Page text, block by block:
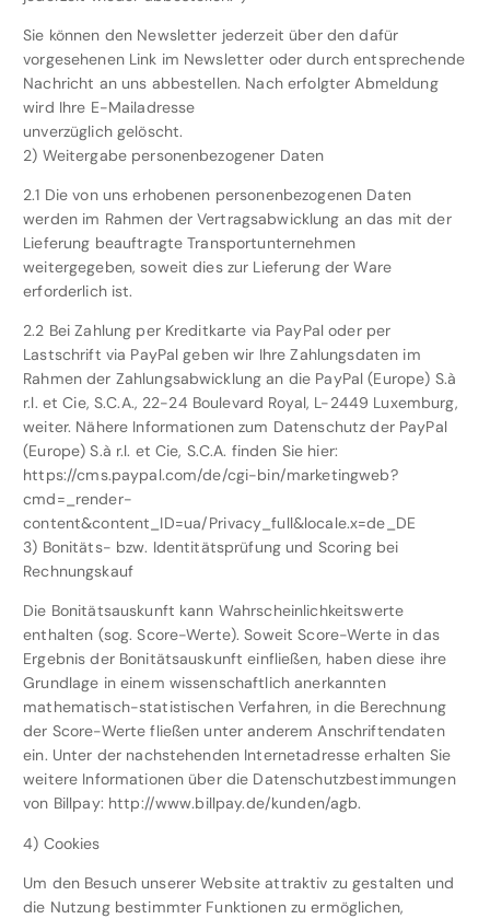
Sie können den Newsletter jederzeit über den dafür
vorgesehenen Link im Newsletter oder durch entsprechende
Nachricht an uns abbestellen. Nach erfolgter Abmeldung
wird Ihre E-Mailadresse
unverzüglich gelöscht.
2) Weitergabe personenbezogener Daten
2.1 Die von uns erhobenen personenbezogenen Daten
werden im Rahmen der Vertragsabwicklung an das mit der
Lieferung beauftragte Transportunternehmen
weitergegeben, soweit dies zur Lieferung der Ware
erforderlich ist.
2.2 Bei Zahlung per Kreditkarte via PayPal oder per
Lastschrift via PayPal geben wir Ihre Zahlungsdaten im
Rahmen der Zahlungsabwicklung an die PayPal (Europe) S.à
r.l. et Cie, S.C.A., 22-24 Boulevard Royal, L-2449 Luxemburg,
weiter. Nähere Informationen zum Datenschutz der PayPal
(Europe) S.à r.l. et Cie, S.C.A. finden Sie hier:
https://cms.paypal.com/de/cgi-bin/marketingweb?
cmd=_render-
content&content_ID=ua/Privacy_full&locale.x=de_DE
3) Bonitäts- bzw. Identitätsprüfung und Scoring bei
Rechnungskauf
Die Bonitätsauskunft kann Wahrscheinlichkeitswerte
enthalten (sog. Score-Werte). Soweit Score-Werte in das
Ergebnis der Bonitätsauskunft einfließen, haben diese ihre
Grundlage in einem wissenschaftlich anerkannten
mathematisch-statistischen Verfahren, in die Berechnung
der Score-Werte fließen unter anderem Anschriftendaten
ein. Unter der nachstehenden Internetadresse erhalten Sie
weitere Informationen über die Datenschutzbestimmungen
von Billpay: http://www.billpay.de/kunden/agb.
4) Cookies
Um den Besuch unserer Website attraktiv zu gestalten und
die Nutzung bestimmter Funktionen zu ermöglichen,